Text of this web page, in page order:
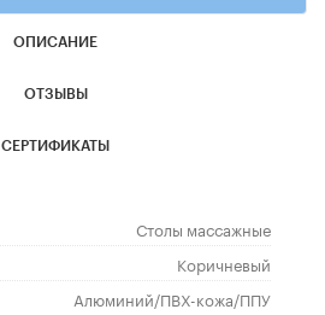
ОПИСАНИЕ
ОТЗЫВЫ
СЕРТИФИКАТЫ
Столы массажные
Коричневый
Алюминий/ПВХ-кожа/ППУ